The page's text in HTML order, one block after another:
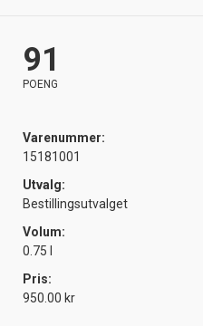
91
POENG
Varenummer:
15181001
Utvalg:
Bestillingsutvalget
Volum:
0.75 l
Pris:
950.00 kr